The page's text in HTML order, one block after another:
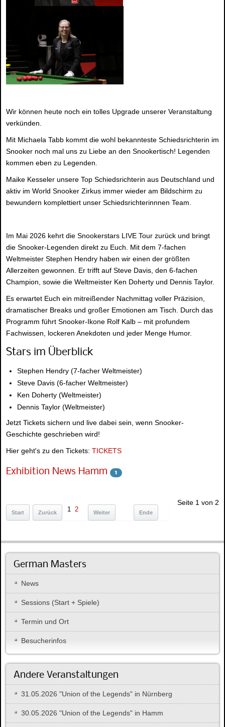
Wir können heute noch ein tolles Upgrade unserer Veranstaltung
verkünden.
Mit Michaela Tabb kommt die wohl bekannteste Schiedsrichterin im
Snooker noch mal uns zu Liebe an den Snookertisch! Legenden
kommen eben zu Legenden.
Maike Kesseler unsere Top Schiedsrichterin aus Deutschland und
aktiv im World Snooker Zirkus immer wieder am Bildschirm zu
bewundern komplettiert unser Schiedsrichterinnnen Team.
Im Mai 2026 kehrt die Snookerstars LIVE Tour zurück und bringt
die Snooker-Legenden direkt zu Euch. Mit dem 7-fachen
Weltmeister Stephen Hendry haben wir einen der größten
Allerzeiten gewonnen. Er trifft auf Steve Davis, den 6-fachen
Champion, sowie die Weltmeister Ken Doherty und Dennis Taylor.
Es erwartet Euch ein mitreißender Nachmittag voller Präzision,
dramatischer Breaks und großer Emotionen am Tisch. Durch das
Programm führt Snooker-Ikone Rolf Kalb – mit profundem
Fachwissen, lockeren Anekdoten und jeder Menge Humor.
Stars im Überblick
Stephen Hendry (7-facher Weltmeister)
Steve Davis (6-facher Weltmeister)
Ken Doherty (Weltmeister)
Dennis Taylor (Weltmeister)
Jetzt Tickets sichern und live dabei sein, wenn Snooker-
Geschichte geschrieben wird!
Hier geht's zu den Tickets: TICKETS
Exhibition News Hamm 1
Seite 1 von 2
Start Zurück 1 2 Weiter Ende
German Masters
News
Sessions (Start + Spiele)
Termin und Ort
Besucherinfos
Andere Veranstaltungen
31.05.2026 "Union of the Legends" in Nürnberg
30.05.2026 "Union of the Legends" in Hamm